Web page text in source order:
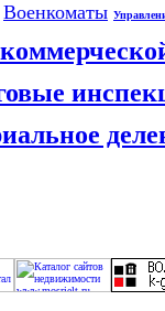
Военкоматы